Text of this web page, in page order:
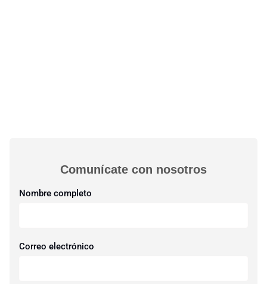
Comunícate con nosotros​
Nombre completo
Correo electrónico